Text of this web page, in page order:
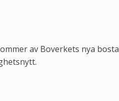
av Boverkets nya